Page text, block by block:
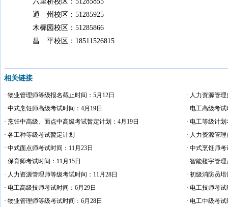
通 州校区：51285925
木樨园校区：51285866
昌 平校区：18511526815
相关链接
· 物业管理师等级报名截止时间：5月12日
· 人力资源管
· 中式烹饪师高级考试时间：4月19日
· 电工高级考
· 烹饪中高级、面点中高级考试暂定计划：4月19日
· 电工等级计
· 各工种等级考试暂定计划
· 人力资源管
· 中式面点师考试时间：11月23日
· 中式烹饪师
· 保育师考试时间：11月15日
· 智能楼宇管
· 人力资源管理师等级考试时间：11月28日
· 初级消防员
· 电工高级技师考试时间：6月29日
· 电工技师考
· 物业管理师等级考试时间：6月28日
· 电工中级考